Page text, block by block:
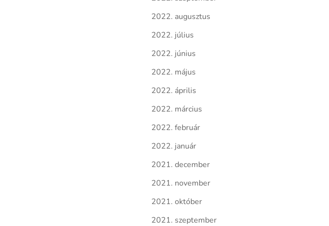
2022. augusztus
2022. július
2022. június
2022. május
2022. április
2022. március
2022. február
2022. január
2021. december
2021. november
2021. október
2021. szeptember